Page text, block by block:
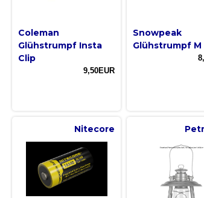
Coleman
Glühstrumpf Insta
Clip
9,50EUR
Snowpeak
Glühstrumpf M
Nitecore